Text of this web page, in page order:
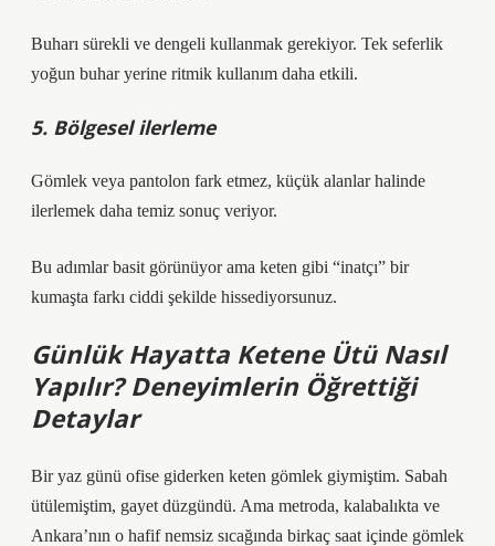
Buharı sürekli ve dengeli kullanmak gerekiyor. Tek seferlik
yoğun buhar yerine ritmik kullanım daha etkili.
5. Bölgesel ilerleme
Gömlek veya pantolon fark etmez, küçük alanlar halinde
ilerlemek daha temiz sonuç veriyor.
Bu adımlar basit görünüyor ama keten gibi “inatçı” bir
kumaşta farkı ciddi şekilde hissediyorsunuz.
Günlük Hayatta Ketene Ütü Nasıl
Yapılır? Deneyimlerin Öğrettiği
Detaylar
Bir yaz günü ofise giderken keten gömlek giymiştim. Sabah
ütülemiştim, gayet düzgündü. Ama metroda, kalabalıkta ve
Ankara’nın o hafif nemsiz sıcağında birkaç saat içinde gömlek